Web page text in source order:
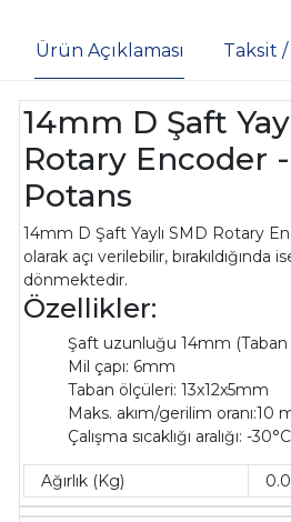
Ürün Açıklaması Taksit
14mm D Şaft
Rotary Encoder
Potans
14mm D Şaft Yaylı SMD Rotary
olarak açı verilebilir, bırakıldığında
dönmektedir.
Özellikler:
Şaft uzunluğu 14mm (Taban
Mil çapı: 6mm
Taban ölçüleri: 13x12x5mm
Maks. akım/gerilim oranı:10
Çalışma sıcaklığı aralığı: -
Ağırlık (Kg)